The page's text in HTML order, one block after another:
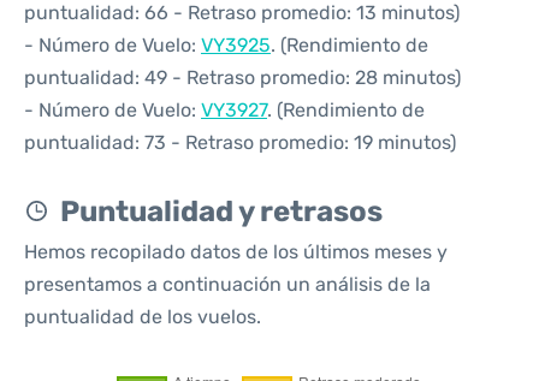
puntualidad: 66 - Retraso promedio: 13 minutos)
- Número de Vuelo: VY3925. (Rendimiento de
puntualidad: 49 - Retraso promedio: 28 minutos)
- Número de Vuelo: VY3927. (Rendimiento de
puntualidad: 73 - Retraso promedio: 19 minutos)
Puntualidad y retrasos
Hemos recopilado datos de los últimos meses y
presentamos a continuación un análisis de la
puntualidad de los vuelos.